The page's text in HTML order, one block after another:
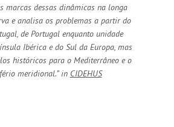
marcas dessas dinâmicas na longa
e analisa os problemas a partir do
de Portugal enquanto unidade
Ibérica e do Sul da Europa, mas
históricos para o Mediterrâneo e o
meridional.” in CIDEHUS